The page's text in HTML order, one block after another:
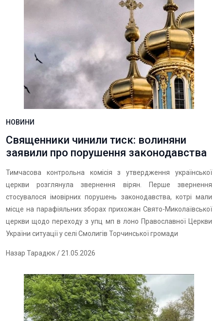
НОВИНИ
Священники чинили тиск: волиняни
заявили про порушення законодавства
Тимчасова контрольна комісія з утвердження української
церкви розглянула звернення вірян. Перше звернення
стосувалося імовірних порушень законодавства, котрі мали
місце на парафіяльних зборах прихожан Свято-Миколаївської
церкви щодо переходу з упц мп в лоно Православної Церкви
України ситуації у селі Смолигів Торчинської громади
Назар Тарадюк/ 21.05.2026